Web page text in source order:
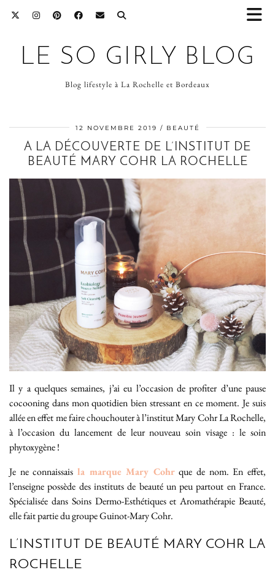
LE SO GIRLY BLOG
Blog lifestyle à La Rochelle et Bordeaux
12 NOVEMBRE 2019 BEAUTÉ
A LA DÉCOUVERTE DE L’INSTITUT DE
BEAUTÉ MARY COHR LA ROCHELLE
Il y a quelques semaines, j’ai eu l’occasion de profiter d’une pause
cocooning dans mon quotidien bien stressant en ce moment. Je suis
allée en effet me faire chouchouter à l’institut Mary Cohr La Rochelle,
à l’occasion du lancement de leur nouveau soin visage : le soin
phytoxygène !
Je ne connaissais la marque Mary Cohrque de nom. En effet,
l’enseigne possède des instituts de beauté un peu partout en France.
Spécialisée dans Soins Dermo-Esthétiques et Aromathérapie Beauté,
elle fait partie du groupe Guinot-Mary Cohr.
L’INSTITUT DE BEAUTÉ MARY COHR LA
ROCHELLE